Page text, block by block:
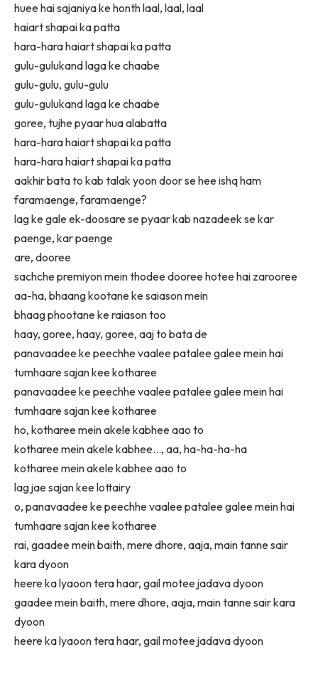
huee hai sajaniya ke honth laal, laal, laal
haiart shapai ka patta
hara-hara haiart shapai ka patta
gulu-gulukand laga ke chaabe
gulu-gulu, gulu-gulu
gulu-gulukand laga ke chaabe
goree, tujhe pyaar hua alabatta
hara-hara haiart shapai ka patta
hara-hara haiart shapai ka patta
aakhir bata to kab talak yoon door se hee ishq ham
faramaenge, faramaenge?
lag ke gale ek-doosare se pyaar kab nazadeek se kar
paenge, kar paenge
are, dooree
sachche premiyon mein thodee dooree hotee hai zarooree
aa-ha, bhaang kootane ke saiason mein
bhaag phootane ke raiason too
haay, goree, haay, goree, aaj to bata de
panavaadee ke peechhe vaalee patalee galee mein hai
tumhaare sajan kee kotharee
panavaadee ke peechhe vaalee patalee galee mein hai
tumhaare sajan kee kotharee
ho, kotharee mein akele kabhee aao to
kotharee mein akele kabhee…, aa, ha-ha-ha-ha
kotharee mein akele kabhee aao to
lag jae sajan kee lottairy
o, panavaadee ke peechhe vaalee patalee galee mein hai
tumhaare sajan kee kotharee
rai, gaadee mein baith, mere dhore, aaja, main tanne sair
kara dyoon
heere ka lyaoon tera haar, gail motee jadava dyoon
gaadee mein baith, mere dhore, aaja, main tanne sair kara
dyoon
heere ka lyaoon tera haar, gail motee jadava dyoon